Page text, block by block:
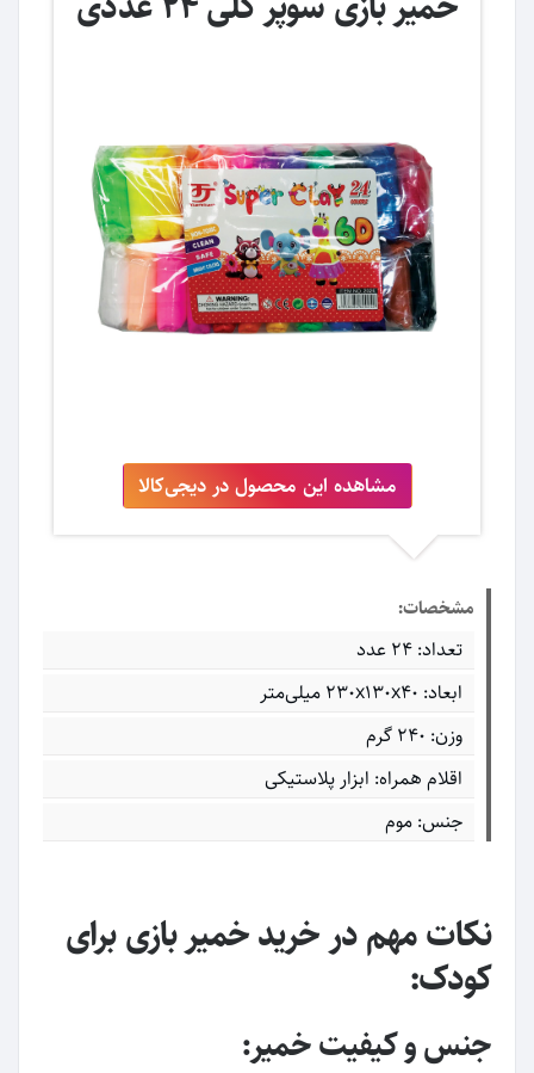
مشاهده این محصول در دیجی‌کالا
مشخصات:
تعداد: 24 عدد
ابعاد: ۲۳۰x۱۳۰x۴۰ میلی‌متر
وزن: 240 گرم
اقلام همراه: ابزار پلاستیکی
جنس: موم
نکات مهم در خرید خمیر بازی برای
کودک:
جنس و کیفیت خمیر: